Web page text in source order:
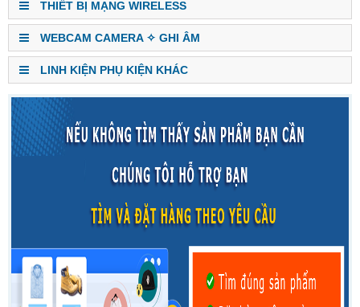
THIẾT BỊ MẠNG WIRELESS
WEBCAM CAMERA ✧ GHI ÂM
LINH KIỆN PHỤ KIỆN KHÁC